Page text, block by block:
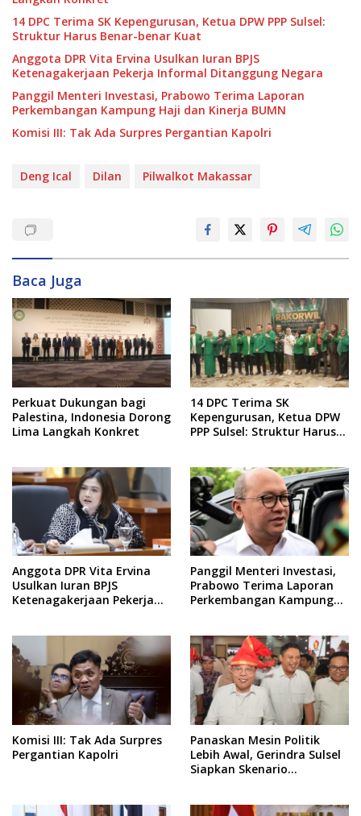
14 DPC Terima SK Kepengurusan, Ketua DPW PPP Sulsel:
Struktur Harus Benar-benar Kuat
Anggota DPR Vita Ervina Usulkan Iuran BPJS
Ketenagakerjaan Pekerja Informal Ditanggung Negara
Panggil Menteri Investasi, Prabowo Terima Laporan
Perkembangan Kampung Haji dan Kinerja BUMN
Komisi III: Tak Ada Surpres Pergantian Kapolri
Deng Ical Dilan Pilwalkot Makassar
Baca Juga
Perkuat Dukungan bagi
Palestina, Indonesia Dorong
Lima Langkah Konkret
14 DPC Terima SK
Kepengurusan, Ketua DPW
PPP Sulsel: Struktur Harus
Anggota DPR Vita Ervina
Usulkan Iuran BPJS
Ketenagakerjaan Pekerja
Panggil Menteri Investasi,
Prabowo Terima Laporan
Perkembangan Kampung
Komisi III: Tak Ada Surpres
Pergantian Kapolri
Panaskan Mesin Politik
Lebih Awal, Gerindra Sulsel
Siapkan Skenario